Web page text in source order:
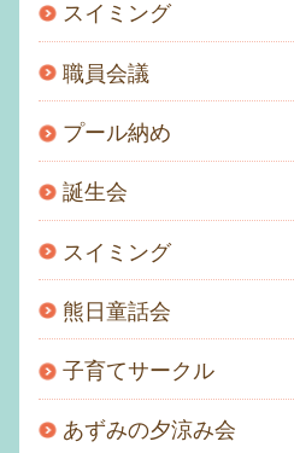
スイミング
職員会議
プール納め
誕生会
スイミング
熊日童話会
子育てサークル
あずみの夕涼み会